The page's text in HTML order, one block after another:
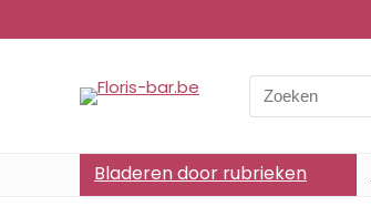
Search
for:
Bladeren door rubrieken